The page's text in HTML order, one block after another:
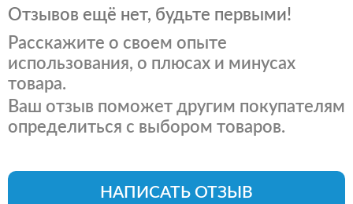
Отзывов ещё нет, будьте первыми!
Расскажите о своем опыте
использования, о плюсах и минусах
товара.
Ваш отзыв поможет другим покупателям
определиться с выбором товаров.
НАПИСАТЬ ОТЗЫВ